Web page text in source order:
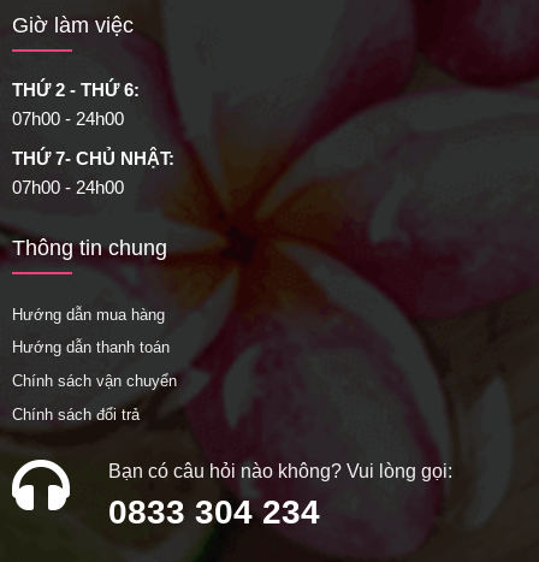
Giờ làm việc
THỨ 2 - THỨ 6:
07h00 - 24h00
THỨ 7- CHỦ NHẬT:
07h00 - 24h00
Thông tin chung
Hướng dẫn mua hàng
Hướng dẫn thanh toán
Chính sách vận chuyển
Chính sách đổi trả
Bạn có câu hỏi nào không? Vui lòng gọi:
0833 304 234